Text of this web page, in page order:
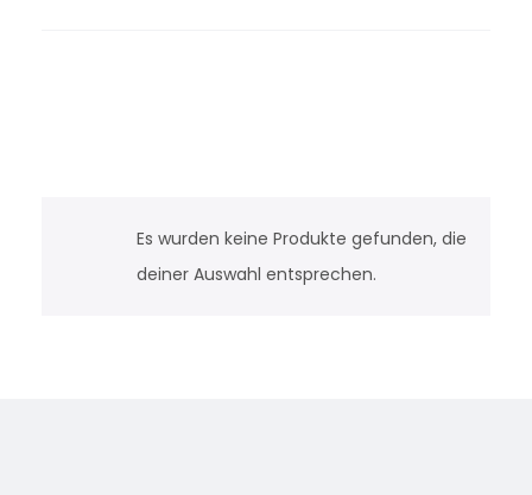
Es wurden keine Produkte gefunden, die
deiner Auswahl entsprechen.